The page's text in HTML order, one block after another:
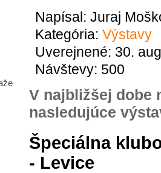
Napísal: Juraj
Kategória: Výstavy
Uverejnené: 30.
Návštevy: 500
V najbližšej dobe
nasledujúce
Špeciálna
- Levice